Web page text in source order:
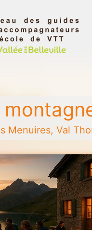
Menuires, Val